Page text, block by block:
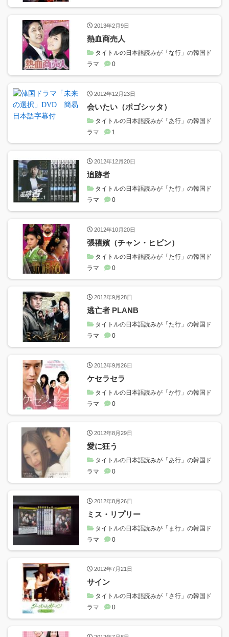
2013年2月9日
熱血商売人
タイトルの日本語読みが「な行」の韓国ド
ラマ
0
2012年12月23日
会いたい（ポゴシッタ）
タイトルの日本語読みが「あ行」の韓国ド
ラマ
1
2012年12月20日
追跡者
タイトルの日本語読みが「た行」の韓国ド
ラマ
0
2012年10月20日
張禧嬪（チャン・ヒビン）
タイトルの日本語読みが「た行」の韓国ド
ラマ
0
2012年9月28日
逃亡者 PLANB
タイトルの日本語読みが「た行」の韓国ド
ラマ
0
2012年9月26日
ケセラセラ
タイトルの日本語読みが「か行」の韓国ド
ラマ
0
2012年8月29日
愛に狂う
タイトルの日本語読みが「あ行」の韓国ド
ラマ
0
2012年8月26日
ミス・リプリー
タイトルの日本語読みが「ま行」の韓国ド
ラマ
0
2012年7月21日
サイン
タイトルの日本語読みが「さ行」の韓国ド
ラマ
0